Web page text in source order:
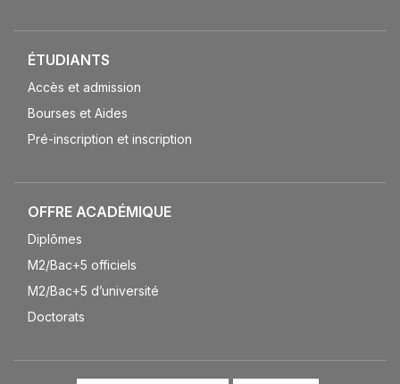
ÉTUDIANTS
Accès et admission
Bourses et Aides
Pré-inscription et inscription
OFFRE ACADÉMIQUE
Diplômes
M2/Bac+5 officiels
M2/Bac+5 d’université
Doctorats